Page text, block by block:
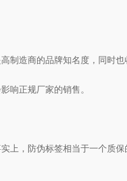
造商的品牌知名度，同时也
响正规厂家的销售。
上，防伪标签相当于一个质保